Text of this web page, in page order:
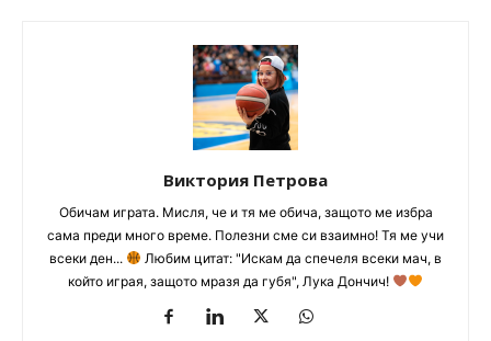
Виктория Петрова
Обичам играта. Мисля, че и тя ме обича, защото ме избра
сама преди много време. Полезни сме си взаимно! Тя ме учи
всеки ден...
Любим цитат: "Искам да спечеля всеки мач, в
който играя, защото мразя да губя", Лука Дончич!